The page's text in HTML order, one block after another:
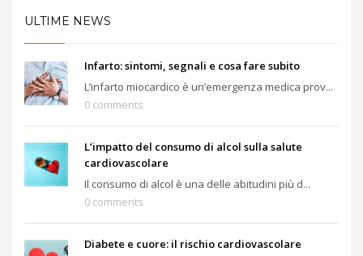
ULTIME NEWS
Infarto: sintomi, segnali e cosa fare subito
L’infarto miocardico è un’emergenza medica prov...
0 comments
L’impatto del consumo di alcol sulla salute
cardiovascolare
Il consumo di alcol è una delle abitudini più d...
0 comments
Diabete e cuore: il rischio cardiovascolare